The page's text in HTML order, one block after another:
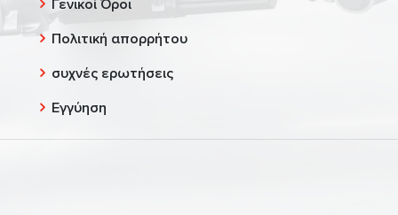
Γενικοί Όροι
Πολιτική απορρήτου
συχνές ερωτήσεις
Εγγύηση